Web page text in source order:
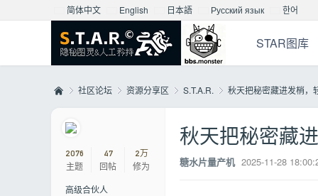
简体中文 English 日本語 Русский язык 한어
STAR图库
»
社区论坛
›
资源分享区 S.T.A.R. 秋天把秘密藏进发梢，
2076
主题
47
回帖
2万
修为
高级合伙人
秋天把秘密藏
糖水片量产机 2025-11-28